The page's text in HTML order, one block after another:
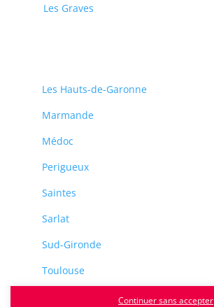
Les Graves
Les Hauts-de-Garonne
Marmande
Médoc
Perigueux
Saintes
Sarlat
Sud-Gironde
Toulouse
Continuer sans accepter